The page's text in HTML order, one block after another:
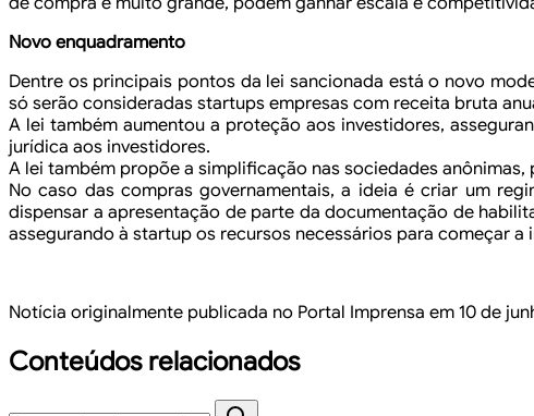
Novo enquadramento
Dentre os principais pontos da lei sancionada está o novo
só serão consideradas startups empresas com receita bruta
A lei também aumentou a proteção aos investidores,
jurídica aos investidores.
A lei também propõe a simplificação nas sociedades
No caso das compras governamentais, a ideia é criar um
dispensar a apresentação de parte da documentação de
assegurando à startup os recursos necessários para começar a
Notícia originalmente publicada no Portal Imprensa em 10 de
Conteúdos relacionados